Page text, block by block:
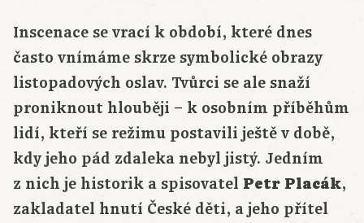
Inscenace se vrací k období, které dnes
často vnímáme skrze symbolické obrazy
listopadových oslav. Tvůrci se ale snaží
proniknout hlouběji – k osobním příběhům
lidí, kteří se režimu postavili ještě v době,
kdy jeho pád zdaleka nebyl jistý. Jedním
z nich je historik a spisovatel Petr Placák,
zakladatel hnutí České děti, a jeho přítel